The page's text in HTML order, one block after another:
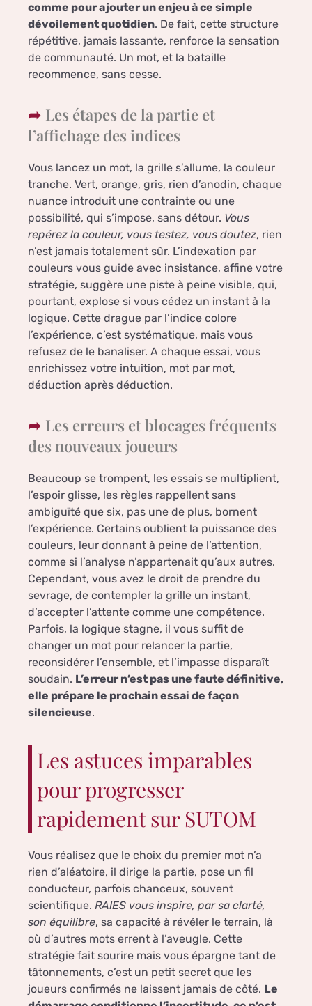
comme pour ajouter un enjeu à ce simple
dévoilement quotidien. De fait, cette structure
répétitive, jamais lassante, renforce la sensation
de communauté. Un mot, et la bataille
recommence, sans cesse.
Les étapes de la partie et
l’affichage des indices
Vous lancez un mot, la grille s’allume, la couleur
tranche. Vert, orange, gris, rien d’anodin, chaque
nuance introduit une contrainte ou une
possibilité, qui s’impose, sans détour. Vous
repérez la couleur, vous testez, vous doutez, rien
n’est jamais totalement sûr. L’indexation par
couleurs vous guide avec insistance, affine votre
stratégie, suggère une piste à peine visible, qui,
pourtant, explose si vous cédez un instant à la
logique. Cette drague par l’indice colore
l’expérience, c’est systématique, mais vous
refusez de le banaliser. A chaque essai, vous
enrichissez votre intuition, mot par mot,
déduction après déduction.
Les erreurs et blocages fréquents
des nouveaux joueurs
Beaucoup se trompent, les essais se multiplient,
l’espoir glisse, les règles rappellent sans
ambiguïté que six, pas une de plus, bornent
l’expérience. Certains oublient la puissance des
couleurs, leur donnant à peine de l’attention,
comme si l’analyse n’appartenait qu’aux autres.
Cependant, vous avez le droit de prendre du
sevrage, de contempler la grille un instant,
d’accepter l’attente comme une compétence.
Parfois, la logique stagne, il vous suffit de
changer un mot pour relancer la partie,
reconsidérer l’ensemble, et l’impasse disparaît
soudain. L’erreur n’est pas une faute définitive,
elle prépare le prochain essai de façon
silencieuse.
Les astuces imparables
pour progresser
rapidement sur SUTOM
Vous réalisez que le choix du premier mot n’a
rien d’aléatoire, il dirige la partie, pose un fil
conducteur, parfois chanceux, souvent
scientifique. RAIES vous inspire, par sa clarté,
son équilibre, sa capacité à révéler le terrain, là
où d’autres mots errent à l’aveugle. Cette
stratégie fait sourire mais vous épargne tant de
tâtonnements, c’est un petit secret que les
joueurs confirmés ne laissent jamais de côté. Le